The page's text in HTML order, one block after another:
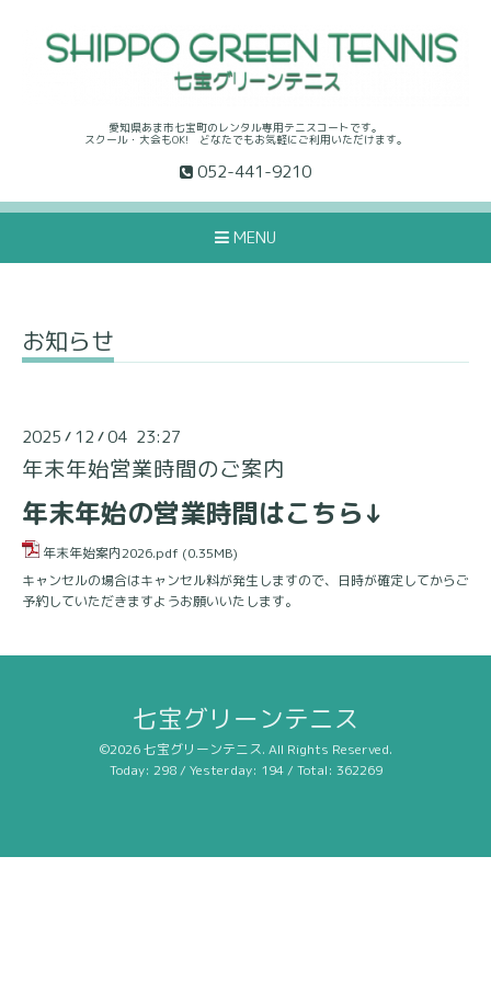
愛知県あま市七宝町のレンタル専用テニスコートです。
スクール・大会もOK! どなたでもお気軽にご利用いただけます。
052-441-9210
MENU
お知らせ
2025 / 12 /04 23:27
年末年始営業時間のご案内
年末年始の営業時間はこちら↓
年末年始案内2026.pdf (0.35MB)
キャンセルの場合はキャンセル料が発生しますので、日時が確定してからご
予約していただきますようお願いいたします。
七宝グリーンテニス
©2026七宝グリーンテニス. All Rights Reserved.
Today: 298/ Yesterday: 194/ Total: 362269